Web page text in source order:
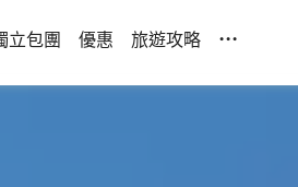
立包團 優惠 旅遊攻略 ...